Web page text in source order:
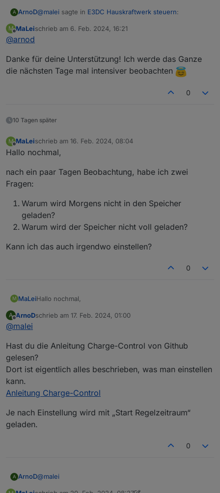
A ArnoD@malei sagte in E3DC Hauskraftwerk steuern:
Nachdem du sie eingeschaltet hast, sollte es auch so
Das Nachladen der Notstromreserve kannst du auch ein
M
Offline
MaLeischrieb am 6. Feb. 2024, 16:21
zuletzt editiert von
@arnod
Danke für deine Unterstützung! Ich werde das Ganze
die nächsten Tage mal intensiver beobachten
0
10 Tagen später
M
Offline
MaLeischrieb am 16. Feb. 2024, 08:04
zuletzt editiert von
Hallo nochmal,
nach ein paar Tagen Beobachtung, habe ich zwei
Fragen:
Warum wird Morgens nicht in den Speicher
geladen?
Warum wird der Speicher nicht voll geladen?
Kann ich das auch irgendwo einstellen?
0
M MaLeiHallo nochmal,
nach ein paar Tagen Beobachtung, habe ich zwei
geladen?
Kann ich das auch irgendwo einstellen?
A
Offline
ArnoDschrieb am 17. Feb. 2024, 01:00
zuletzt editiert von
@malei
Hast du die Anleitung Charge-Control von Github
gelesen?
Dort ist eigentlich alles beschrieben, was man einstellen
kann.
Anleitung Charge-Control
Je nach Einstellung wird mit „Start Regelzeitraum“
geladen.
0
A ArnoD@malei